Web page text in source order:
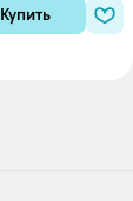
Купить